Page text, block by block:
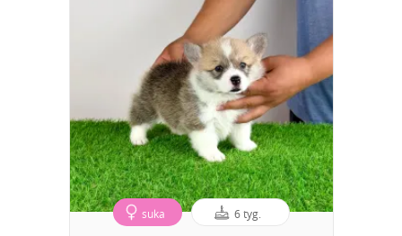
suka 6 tyg.